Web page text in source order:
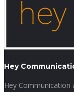
Hey
Hey